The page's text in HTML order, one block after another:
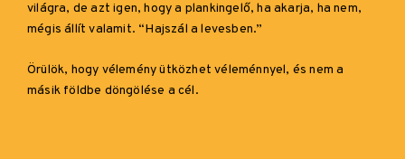
világra, de azt igen, hogy a plankingelő, ha akarja, ha nem,
mégis állít valamit. “Hajszál a levesben.”
Örülök, hogy vélemény ütközhet véleménnyel, és nem a
másik földbe döngölése a cél.